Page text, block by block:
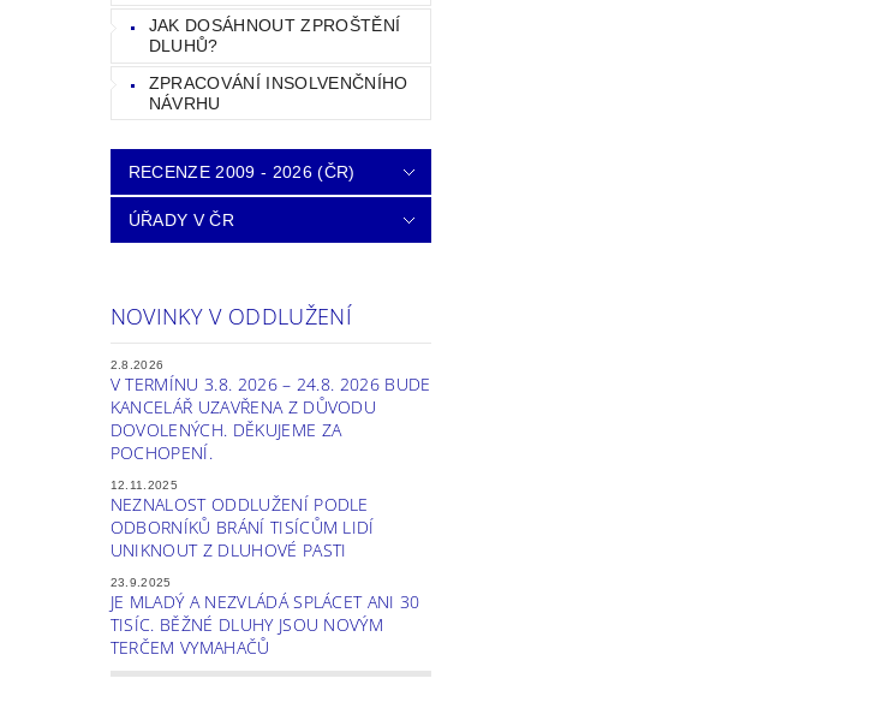
JAK DOSÁHNOUT ZPROŠTĚNÍ
DLUHŮ?
ZPRACOVÁNÍ INSOLVENČNÍHO
NÁVRHU
RECENZE 2009 - 2026 (ČR)
ÚŘADY V ČR
NOVINKY V ODDLUŽENÍ
2.8.2026
V TERMÍNU 3.8. 2026 – 24.8. 2026 BUDE
KANCELÁŘ UZAVŘENA Z DŮVODU
DOVOLENÝCH. DĚKUJEME ZA
POCHOPENÍ.
12.11.2025
NEZNALOST ODDLUŽENÍ PODLE
ODBORNÍKŮ BRÁNÍ TISÍCŮM LIDÍ
UNIKNOUT Z DLUHOVÉ PASTI
23.9.2025
JE MLADÝ A NEZVLÁDÁ SPLÁCET ANI 30
TISÍC. BĚŽNÉ DLUHY JSOU NOVÝM
TERČEM VYMAHAČŮ